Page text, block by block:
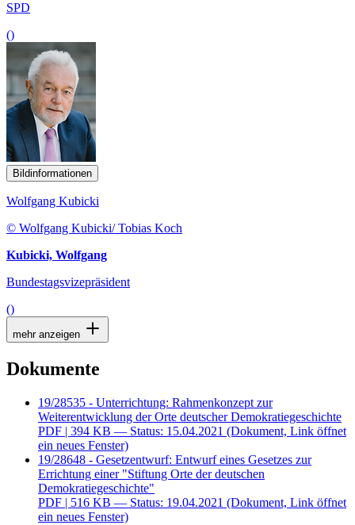
SPD
()
Bildinformationen
Wolfgang Kubicki
© Wolfgang Kubicki/ Tobias Koch
Kubicki, Wolfgang
Bundestagsvizepräsident
()
mehr anzeigen
Dokumente
19/28535 - Unterrichtung: Rahmenkonzept zur
Weiterentwicklung der Orte deutscher Demokratiegeschichte
PDF | 394 KB — Status: 15.04.2021 (Dokument, Link öffnet
ein neues Fenster)
19/28648 - Gesetzentwurf: Entwurf eines Gesetzes zur
Errichtung einer "Stiftung Orte der deutschen
Demokratiegeschichte"
PDF | 516 KB — Status: 19.04.2021 (Dokument, Link öffnet
ein neues Fenster)